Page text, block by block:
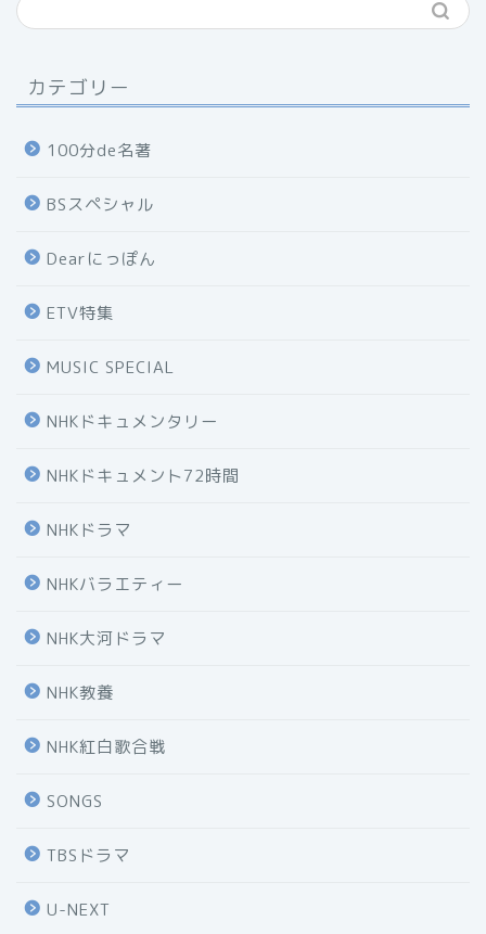
カテゴリー
100分de名著
BSスペシャル
Dearにっぽん
ETV特集
MUSIC SPECIAL
NHKドキュメンタリー
NHKドキュメント72時間
NHKドラマ
NHKバラエティー
NHK大河ドラマ
NHK教養
NHK紅白歌合戦
SONGS
TBSドラマ
U-NEXT